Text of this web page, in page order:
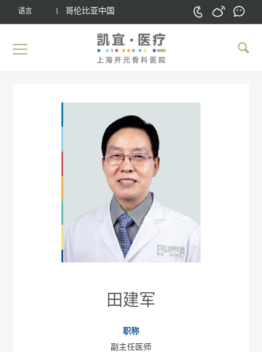
语言 哥伦比亚中国
田建军
职称
副主任医师